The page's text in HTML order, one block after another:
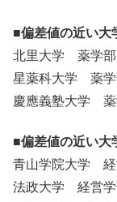
■偏差値の近い大
北里大学 薬学部
星薬科大学 薬学
慶應義塾大学 薬
■偏差値の近い大
青山学院大学 経
法政大学 経営学